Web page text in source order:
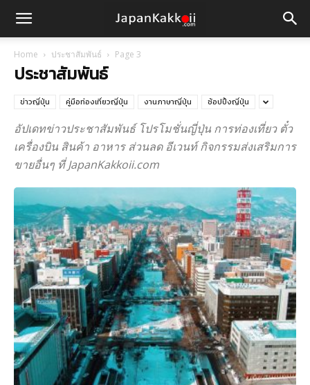
Home ประชาสัมพันธ์ Page 3
ประชาสัมพันธ์
ข่าวญี่ปุ่น คู่มือท่องเที่ยวญี่ปุ่น งานภาษาญี่ปุ่น ช้อปปิ้งญี่ปุ่น
อัปเดทข่าวประชาสัมพันธ์ โปรโมชั่นญี่ปุ่น การท่องเที่ยว ตั๋ว
เครื่องบิน สินค้า อาหาร ส่วนลด อีเวนท์ กิจกรรมส่งเสริมการ
ขายอื่นๆ ที่ JapanKakkoii.com